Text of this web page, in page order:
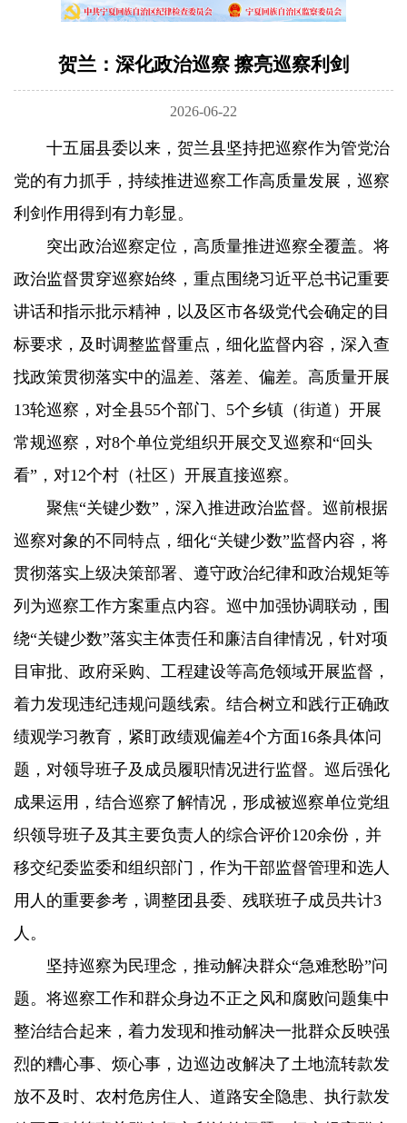
贺兰：深化政治巡察 擦亮巡察利剑
2026-06-22
十五届县委以来，贺兰县坚持把巡察作为管党治
党的有力抓手，持续推进巡察工作高质量发展，巡察
利剑作用得到有力彰显。
突出政治巡察定位，高质量推进巡察全覆盖。将
政治监督贯穿巡察始终，重点围绕习近平总书记重要
讲话和指示批示精神，以及区市各级党代会确定的目
标要求，及时调整监督重点，细化监督内容，深入查
找政策贯彻落实中的温差、落差、偏差。高质量开展
13轮巡察，对全县55个部门、5个乡镇（街道）开展
常规巡察，对8个单位党组织开展交叉巡察和“回头
看”，对12个村（社区）开展直接巡察。
聚焦“关键少数”，深入推进政治监督。巡前根据
巡察对象的不同特点，细化“关键少数”监督内容，将
贯彻落实上级决策部署、遵守政治纪律和政治规矩等
列为巡察工作方案重点内容。巡中加强协调联动，围
绕“关键少数”落实主体责任和廉洁自律情况，针对项
目审批、政府采购、工程建设等高危领域开展监督，
着力发现违纪违规问题线索。结合树立和践行正确政
绩观学习教育，紧盯政绩观偏差4个方面16条具体问
题，对领导班子及成员履职情况进行监督。巡后强化
成果运用，结合巡察了解情况，形成被巡察单位党组
织领导班子及其主要负责人的综合评价120余份，并
移交纪委监委和组织部门，作为干部监督管理和选人
用人的重要参考，调整团县委、残联班子成员共计3
人。
坚持巡察为民理念，推动解决群众“急难愁盼”问
题。将巡察工作和群众身边不正之风和腐败问题集中
整治结合起来，着力发现和推动解决一批群众反映强
烈的糟心事、烦心事，边巡边改解决了土地流转款发
放不及时、农村危房住人、道路安全隐患、执行款发